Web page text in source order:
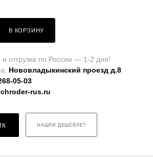
В КОРЗИНУ
и отгрузка по России — 1-2 дня!
Нововладыкинский проезд д.8
05-03
rus.ru
НАШЛИ ДЕШЕВЛЕ?